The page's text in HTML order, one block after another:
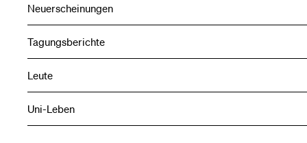
Neuerscheinungen
Tagungsberichte
Leute
Uni-Leben